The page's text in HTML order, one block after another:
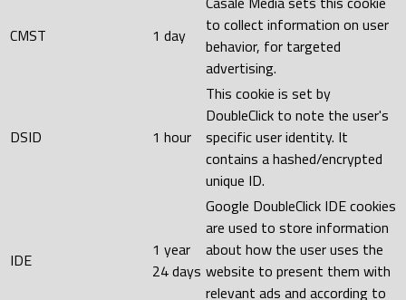
CMST 1 day
to collect information on user
behavior, for targeted
advertising.
DSID 1 hour
This cookie is set by
DoubleClick to note the user's
specific user identity. It
contains a hashed/encrypted
unique ID.
IDE
1 year
24 days
Google DoubleClick IDE cookies
are used to store information
about how the user uses the
website to present them with
relevant ads and according to